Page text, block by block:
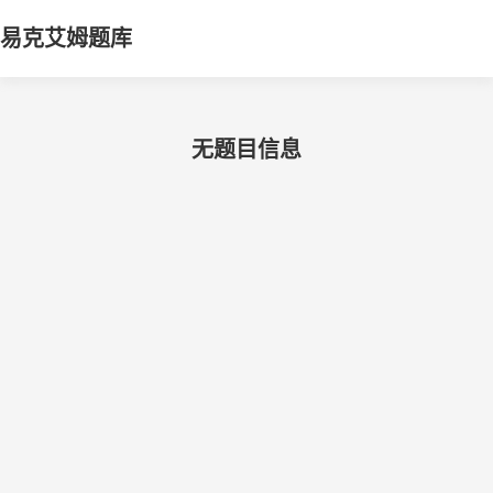
易克艾姆题库
无题目信息